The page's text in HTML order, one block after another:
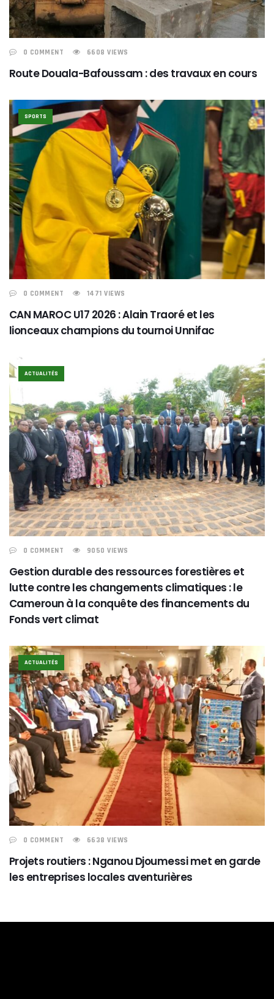
0 COMMENT 6608 VIEWS
Route Douala-Bafoussam : des travaux en cours
SPORTS
0 COMMENT 1471 VIEWS
CAN MAROC U17 2026 : Alain Traoré et les
lionceaux champions du tournoi Unnifac
ACTUALITÉS
0 COMMENT 9050 VIEWS
Gestion durable des ressources forestières et
lutte contre les changements climatiques : le
Cameroun à la conquête des financements du
Fonds vert climat
ACTUALITÉS
0 COMMENT 6638 VIEWS
Projets routiers : Nganou Djoumessi met en garde
les entreprises locales aventurières